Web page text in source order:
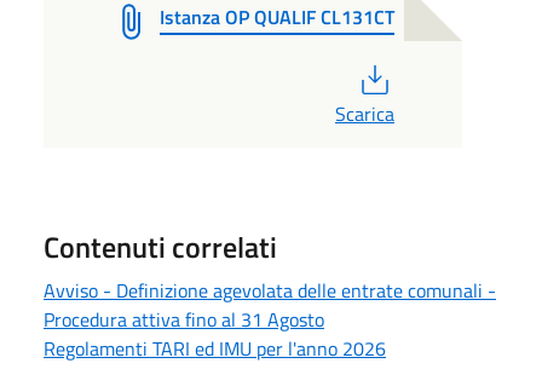
Istanza OP QUALIF CL131CT
Scarica
Contenuti correlati
Avviso - Definizione agevolata delle entrate comunali -
Procedura attiva fino al 31 Agosto
Regolamenti TARI ed IMU per l'anno 2026